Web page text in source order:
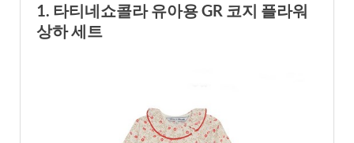
1. 타티네쇼콜라 유아용 GR 코지 플라워
상하 세트